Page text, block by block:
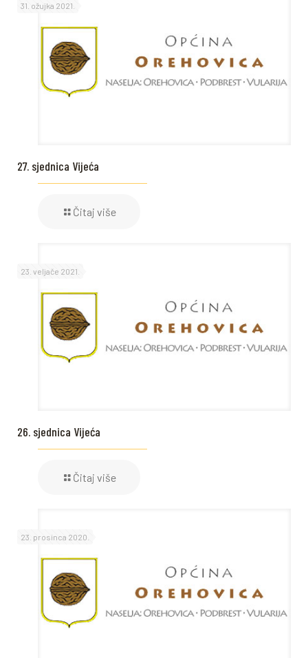
31. ožujka 2021.
27. sjednica Vijeća
Čitaj više
23. veljače 2021.
26. sjednica Vijeća
Čitaj više
23. prosinca 2020.